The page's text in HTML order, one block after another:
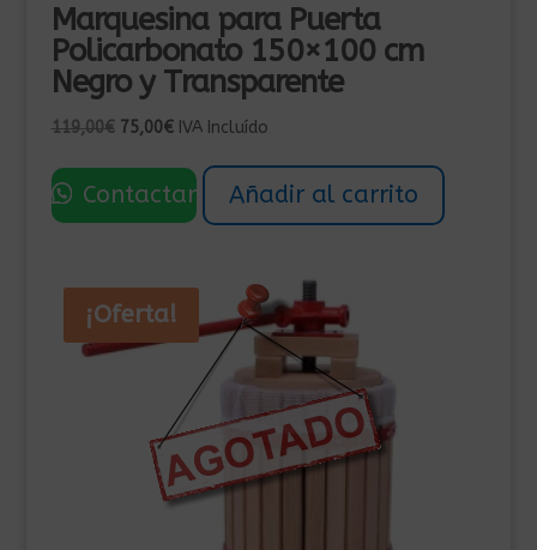
Marquesina para Puerta
Policarbonato 150×100 cm
Negro y Transparente
119,00€ El
original
era:
75,00€El
actual
es:
IVA Incluído
Contactar Añadir al carrito
¡Oferta!